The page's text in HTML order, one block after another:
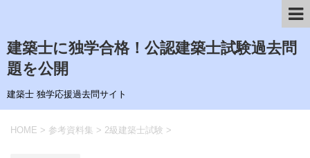
建築士に独学合格！公認建築士試験過去問
題を公開
建築士 独学応援過去問サイト
HOME > 参考資料集 > 2級建築士試験 >